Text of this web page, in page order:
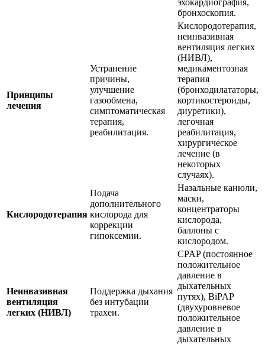
бронхоскопия.
Принципы
лечения
Устранение
причины,
улучшение
газообмена,
симптоматическая
терапия,
реабилитация.
Кислородотерапия,
неинвазивная
вентиляция легких
(НИВЛ),
медикаментозная
терапия
(бронходилататоры,
кортикостероиды,
диуретики),
легочная
реабилитация,
хирургическое
лечение (в
некоторых
случаях).
Кислородотерапия
Подача
дополнительного
кислорода для
коррекции
гипоксемии.
Назальные канюли,
маски,
концентраторы
кислорода,
баллоны с
кислородом.
Неинвазивная
вентиляция
легких (НИВЛ)
Поддержка дыхания
без интубации
трахеи.
CPAP (постоянное
положительное
давление в
дыхательных
путях), BiPAP
(двухуровневое
положительное
давление в
дыхательных